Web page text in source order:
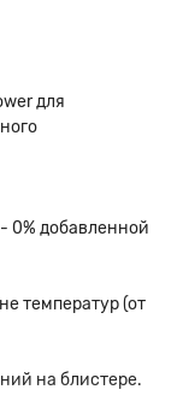
для
0% добавленной
температур (от
на блистере.